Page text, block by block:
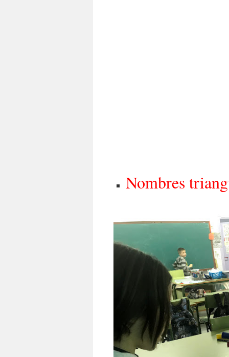
Nombres